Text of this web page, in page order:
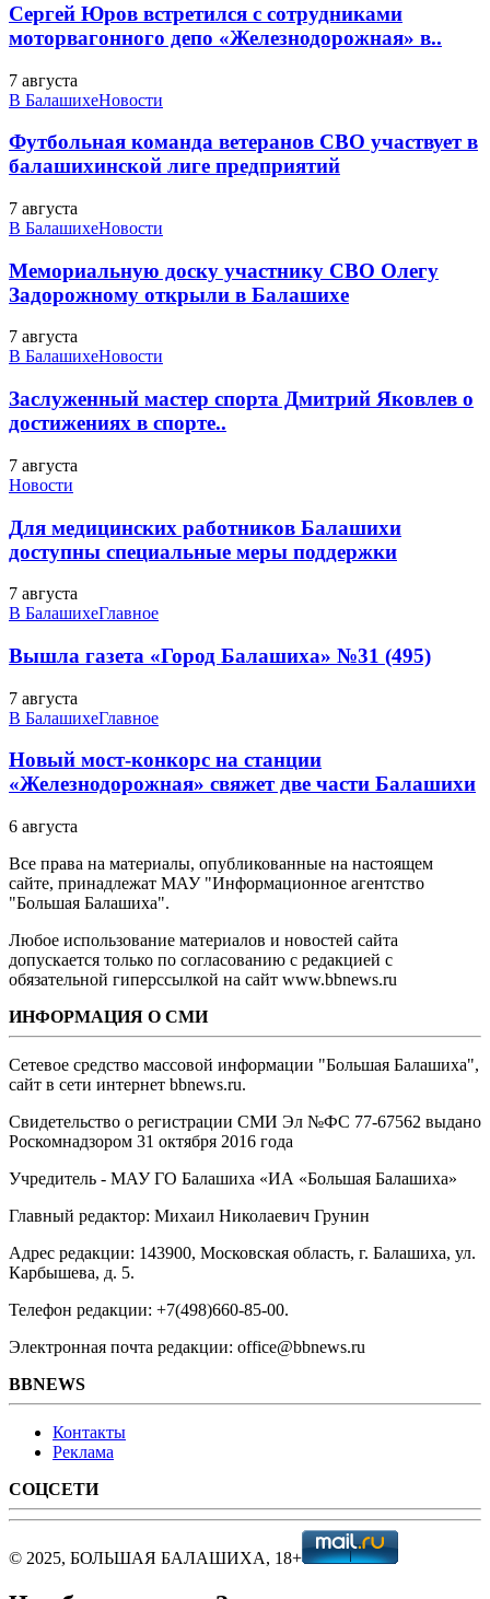
Сергей Юров встретился с сотрудниками
моторвагонного депо «Железнодорожная» в..
7 августа
В БалашихеНовости
Футбольная команда ветеранов СВО участвует в
балашихинской лиге предприятий
7 августа
В БалашихеНовости
Мемориальную доску участнику СВО Олегу
Задорожному открыли в Балашихе
7 августа
В БалашихеНовости
Заслуженный мастер спорта Дмитрий Яковлев о
достижениях в спорте..
7 августа
Новости
Для медицинских работников Балашихи
доступны специальные меры поддержки
7 августа
В БалашихеГлавное
Вышла газета «Город Балашиха» №31 (495)
7 августа
В БалашихеГлавное
Новый мост-конкорс на станции
«Железнодорожная» свяжет две части Балашихи
6 августа
Все права на материалы, опубликованные на настоящем
сайте, принадлежат МАУ "Информационное агентство
"Большая Балашиха".
Любое использование материалов и новостей сайта
допускается только по согласованию с редакцией с
обязательной гиперссылкой на сайт www.bbnews.ru
ИНФОРМАЦИЯ О СМИ
Сетевое средство массовой информации "Большая Балашиха",
сайт в сети интернет bbnews.ru.
Свидетельство о регистрации СМИ Эл №ФС ‎77-67562 выдано
Роскомнадзором 31 октября 2016 года
Учредитель - МАУ ГО Балашиха «ИА «Большая Балашиха»
Главный редактор: Михаил Николаевич Грунин
Адрес редакции: 143900, Московская область, г. Балашиха, ул.
Карбышева, д. 5.
Телефон редакции: +7(498)660-85-00.
Электронная почта редакции: office@bbnews.ru
BBNEWS
Контакты
Реклама
СОЦСЕТИ
© 2025, БОЛЬШАЯ БАЛАШИХА, 18+